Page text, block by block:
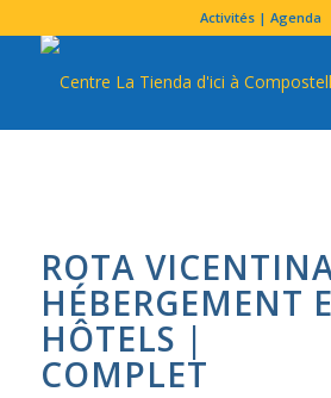
Activités | Agenda
ROTA
HÉBERGEMENT
HÔTELS |
COMPLET